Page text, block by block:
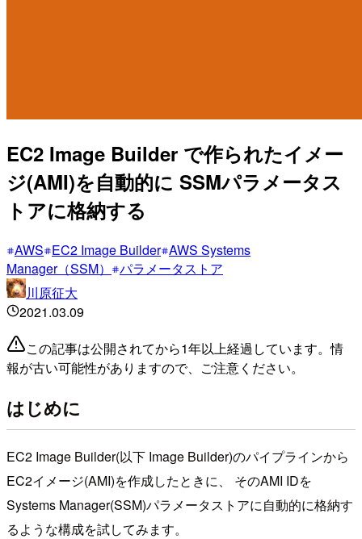
EC2 Image Builder で作られたイメー
ジ(AMI)を自動的に SSMパラメータス
トアに格納する
AWS EC2 Image Builder AWS Systems
Manager（SSM）
パラメータストア
川原征大
2021.03.09
この記事は公開されてから1年以上経過しています。情
報が古い可能性がありますので、ご注意ください。
はじめに
EC2 Image Builder(以下 Image Builder)のパイプラインから
EC2イメージ(AMI)を作成したときに、 そのAMI IDを
Systems Manager(SSM)パラメータストアに自動的に格納す
るような構成を試してみます。